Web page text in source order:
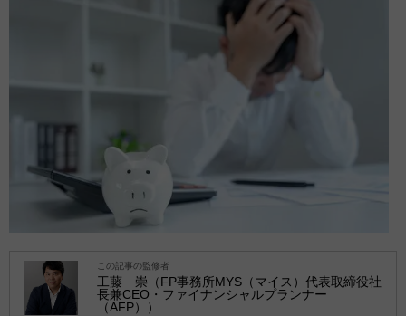
この記事の監修者
工藤 崇（FP事務所MYS（マイス）代表取締役社
長兼CEO・ファイナンシャルプランナー
（AFP））